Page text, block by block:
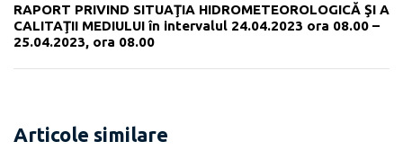
RAPORT PRIVIND SITUAŢIA HIDROMETEOROLOGICĂ ŞI A
CALITAŢII MEDIULUI în intervalul 24.04.2023 ora 08.00 –
25.04.2023, ora 08.00
Articole similare